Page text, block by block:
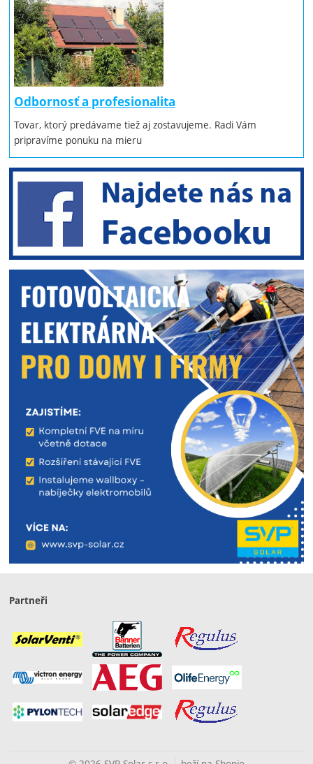
Odbornosť a profesionalita
Tovar, ktorý predávame tiež aj zostavujeme. Radi Vám
pripravíme ponuku na mieru
Partneři